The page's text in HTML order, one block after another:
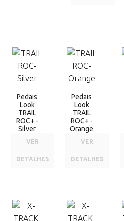
Pedais
Look
TRAIL
ROC+ -
Silver
VER
DETALHES
Pedais
Look
TRAIL
ROC+ -
Orange
VER
DETALHES